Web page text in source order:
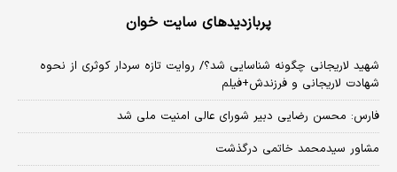
پربازدیدهای سایت خوان
شهید لاریجانی چگونه شناسایی شد؟/ روایت تازه سردار کوثری از نحوه
شهادت لاریجانی و فرزندش+فیلم
فارس: محسن رضایی دبیر شورای عالی امنیت ملی شد
مشاور سیدمحمد خاتمی درگذشت